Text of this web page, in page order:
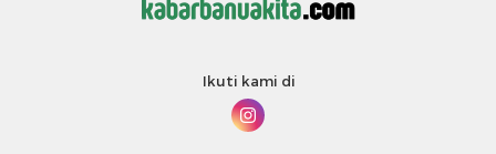
Ikuti kami di